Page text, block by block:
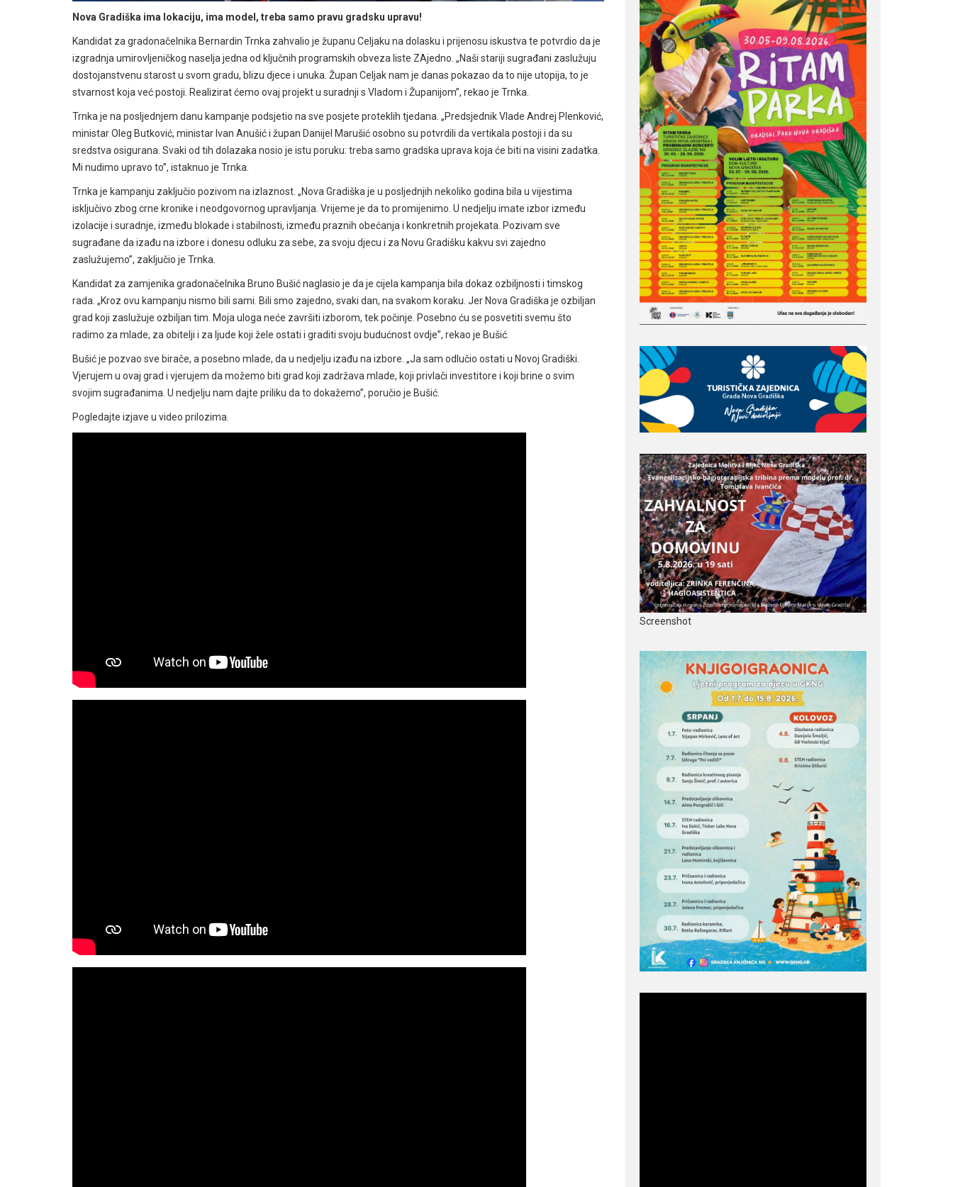
Nova Gradiška ima lokaciju, ima model, treba samo pravu gradsku upravu!
Kandidat za gradonačelnika Bernardin Trnka zahvalio je županu Celjaku na dolasku i prijenosu iskustva te potvrdio da je
izgradnja umirovljeničkog naselja jedna od ključnih programskih obveza liste ZAjedno. „Naši stariji sugrađani zaslužuju
dostojanstvenu starost u svom gradu, blizu djece i unuka. Župan Celjak nam je danas pokazao da to nije utopija, to je
stvarnost koja već postoji. Realizirat ćemo ovaj projekt u suradnji s Vladom i Županijom”, rekao je Trnka.
Trnka je na posljednjem danu kampanje podsjetio na sve posjete proteklih tjedana. „Predsjednik Vlade Andrej Plenković,
ministar Oleg Butković, ministar Ivan Anušić i župan Danijel Marušić osobno su potvrdili da vertikala postoji i da su
sredstva osigurana. Svaki od tih dolazaka nosio je istu poruku: treba samo gradska uprava koja će biti na visini zadatka.
Mi nudimo upravo to”, istaknuo je Trnka.
Trnka je kampanju zaključio pozivom na izlaznost. „Nova Gradiška je u posljednjih nekoliko godina bila u vijestima
isključivo zbog crne kronike i neodgovornog upravljanja. Vrijeme je da to promijenimo. U nedjelju imate izbor između
izolacije i suradnje, između blokade i stabilnosti, između praznih obećanja i konkretnih projekata. Pozivam sve
sugrađane da izađu na izbore i donesu odluku za sebe, za svoju djecu i za Novu Gradišku kakvu svi zajedno
zaslužujemo”, zaključio je Trnka.
Kandidat za zamjenika gradonačelnika Bruno Bušić naglasio je da je cijela kampanja bila dokaz ozbiljnosti i timskog
rada. „Kroz ovu kampanju nismo bili sami. Bili smo zajedno, svaki dan, na svakom koraku. Jer Nova Gradiška je ozbiljan
grad koji zaslužuje ozbiljan tim. Moja uloga neće završiti izborom, tek počinje. Posebno ću se posvetiti svemu što
radimo za mlade, za obitelji i za ljude koji žele ostati i graditi svoju budućnost ovdje”, rekao je Bušić.
Bušić je pozvao sve birače, a posebno mlade, da u nedjelju izađu na izbore. „Ja sam odlučio ostati u Novoj Gradiški.
Vjerujem u ovaj grad i vjerujem da možemo biti grad koji zadržava mlade, koji privlači investitore i koji brine o svim
svojim sugrađanima. U nedjelju nam dajte priliku da to dokažemo”, poručio je Bušić.
Pogledajte izjave u video prilozima.
Screenshot